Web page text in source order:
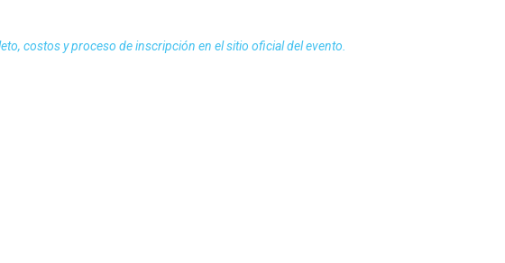
costos y proceso de inscripción en el sitio oficial del evento.